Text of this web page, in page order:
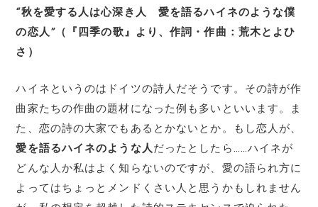
“秋を愛する人は心深き人 愛を語るハイネのような僕
の恋人 ”（『四季の歌』より、作詞・作曲：荒木とよひ
さ）
ハイネというのはドイツの詩人だそうです。その詩が作
曲家たちの作曲の題材になった例も多いといいます。ま
た、恋の詩の大家でもあるとかないとか。もし恋人が、
愛を語るハイネのような人 だったとしたら……ハイネが
どんな人か私はよく知らないのですが、愛の語られ方に
よってはちょっとメンドくさい人と思うかもしれません